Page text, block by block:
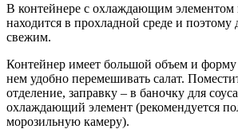
В контейнере с охлаждающим элементом
находится в прохладной среде и поэтому
свежим.
Контейнер имеет большой объем и
нем удобно перемешивать салат.
отделение, заправку – в баночку для
охлаждающий элемент (рекомендуется
морозильную камеру).